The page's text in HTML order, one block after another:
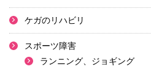
ケガのリハビリ
スポーツ障害
ランニング、ジョギング